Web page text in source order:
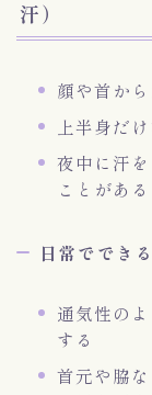
汗）
顔や首か
上半身だ
夜中に汗
ことがある
日常ででき
通気性の
する
首元や脇